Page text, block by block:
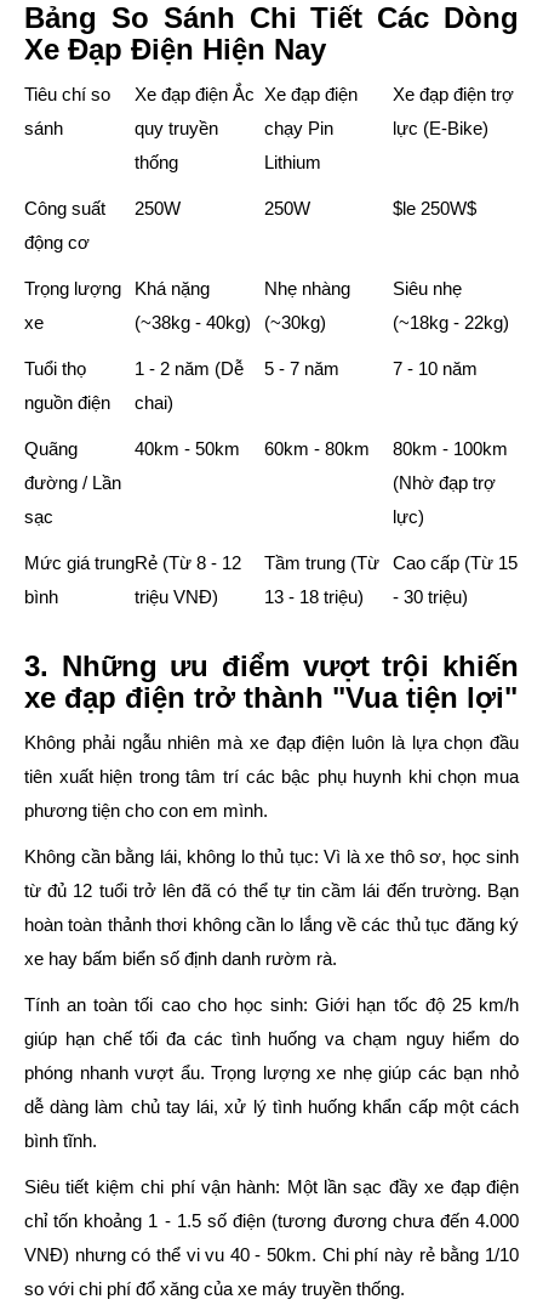
Bảng So Sánh Chi Tiết Các Dòng
Xe Đạp Điện Hiện Nay
Tiêu chí so
sánh
Xe đạp điện Ắc
quy truyền
thống
Xe đạp điện
chạy Pin
Lithium
Xe đạp điện trợ
lực (E-Bike)
Công suất
động cơ
250W 250W $le 250W$
Trọng lượng
xe
Khá nặng
(~38kg - 40kg)
Nhẹ nhàng
(~30kg)
Siêu nhẹ
(~18kg - 22kg)
Tuổi thọ
nguồn điện
1 - 2 năm (Dễ
chai)
5 - 7 năm 7 - 10 năm
Quãng
đường / Lần
sạc
40km - 50km 60km - 80km
80km - 100km
(Nhờ đạp trợ
lực)
Mức giá trung
bình
Rẻ (Từ 8 - 12
triệu VNĐ)
Tầm trung (Từ
13 - 18 triệu)
Cao cấp (Từ 15
- 30 triệu)
3. Những ưu điểm vượt trội khiến
xe đạp điện trở thành "Vua tiện lợi"
Không phải ngẫu nhiên mà xe đạp điện luôn là lựa chọn đầu
tiên xuất hiện trong tâm trí các bậc phụ huynh khi chọn mua
phương tiện cho con em mình.
Không cần bằng lái, không lo thủ tục: Vì là xe thô sơ, học sinh
từ đủ 12 tuổi trở lên đã có thể tự tin cầm lái đến trường. Bạn
hoàn toàn thảnh thơi không cần lo lắng về các thủ tục đăng ký
xe hay bấm biển số định danh rườm rà.
Tính an toàn tối cao cho học sinh: Giới hạn tốc độ 25 km/h
giúp hạn chế tối đa các tình huống va chạm nguy hiểm do
phóng nhanh vượt ẩu. Trọng lượng xe nhẹ giúp các bạn nhỏ
dễ dàng làm chủ tay lái, xử lý tình huống khẩn cấp một cách
bình tĩnh.
Siêu tiết kiệm chi phí vận hành: Một lần sạc đầy xe đạp điện
chỉ tốn khoảng 1 - 1.5 số điện (tương đương chưa đến 4.000
VNĐ) nhưng có thể vi vu 40 - 50km. Chi phí này rẻ bằng 1/10
so với chi phí đổ xăng của xe máy truyền thống.